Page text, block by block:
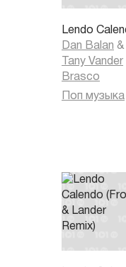
Can't ignore
Lendo
Dan Balan &
Tany Vander
Brasco
Поп музыка